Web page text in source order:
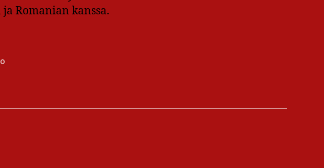
Romanian kanssa.